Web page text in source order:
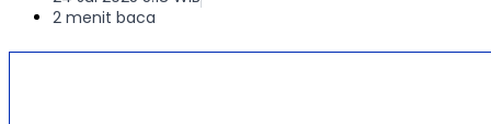
2 menit baca